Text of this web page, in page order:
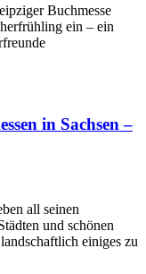
Buchmesse
ein – ein
in Sachsen –
all seinen
und schönen
einiges zu